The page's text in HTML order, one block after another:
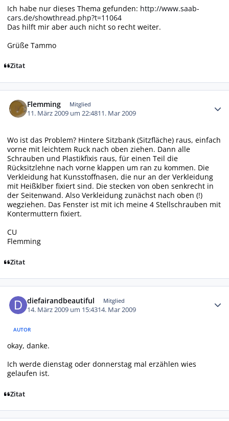
Ich habe nur dieses Thema gefunden: http://www.saab-
cars.de/showthread.php?t=11064
Das hilft mir aber auch nicht so recht weiter.
Grüße Tammo
Zitat
Flemming Mitglied
11. März 2009 um 22:4811. Mar 2009
Wo ist das Problem? Hintere Sitzbank (Sitzfläche) raus, einfach
vorne mit leichtem Ruck nach oben ziehen. Dann alle
Schrauben und Plastikfixis raus, für einen Teil die
Rücksitzlehne nach vorne klappen um ran zu kommen. Die
Verkleidung hat Kunsstoffnasen, die nur an der Verkleidung
mit Heißklber fixiert sind. Die stecken von oben senkrecht in
der Seitenwand. Also Verkleidung zunächst nach oben (!)
wegziehen. Das Fenster ist mit ich meine 4 Stellschrauben mit
Kontermuttern fixiert.
CU
Flemming
Zitat
diefairandbeautiful Mitglied
14. März 2009 um 15:4314. Mar 2009
AUTOR
okay, danke.
Ich werde dienstag oder donnerstag mal erzählen wies
gelaufen ist.
Zitat